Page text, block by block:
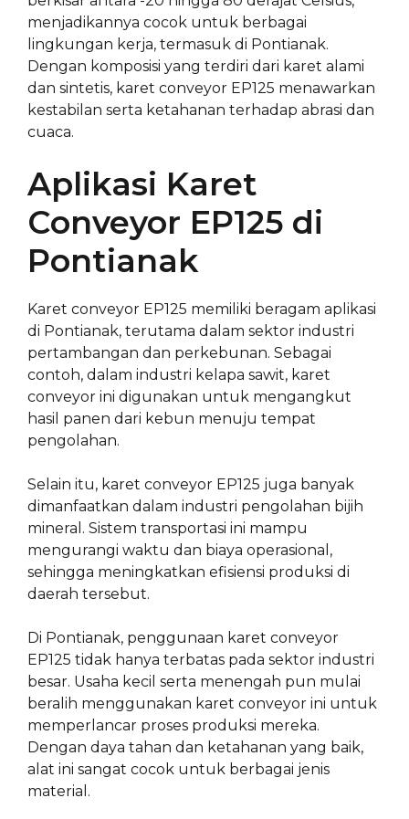
menjadikannya cocok untuk berbagai
lingkungan kerja, termasuk di Pontianak.
Dengan komposisi yang terdiri dari karet alami
dan sintetis, karet conveyor EP125 menawarkan
kestabilan serta ketahanan terhadap abrasi dan
cuaca.
Aplikasi Karet
Conveyor EP125 di
Pontianak
Karet conveyor EP125 memiliki beragam aplikasi
di Pontianak, terutama dalam sektor industri
pertambangan dan perkebunan. Sebagai
contoh, dalam industri kelapa sawit, karet
conveyor ini digunakan untuk mengangkut
hasil panen dari kebun menuju tempat
pengolahan.
Selain itu, karet conveyor EP125 juga banyak
dimanfaatkan dalam industri pengolahan bijih
mineral. Sistem transportasi ini mampu
mengurangi waktu dan biaya operasional,
sehingga meningkatkan efisiensi produksi di
daerah tersebut.
Di Pontianak, penggunaan karet conveyor
EP125 tidak hanya terbatas pada sektor industri
besar. Usaha kecil serta menengah pun mulai
beralih menggunakan karet conveyor ini untuk
memperlancar proses produksi mereka.
Dengan daya tahan dan ketahanan yang baik,
alat ini sangat cocok untuk berbagai jenis
material.